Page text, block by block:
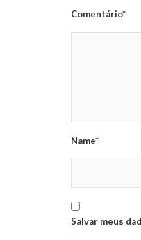
Comentário*
Name*
Salvar meus